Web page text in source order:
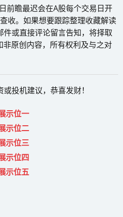
前瞻最迟会在A股每个交易日开
收。如果想要跟踪整理收藏解读
或直接评论留言告知，将择取
原创内容，所有权利及与之对
投机建议，恭喜发财！
示位一
示位二
示位三
示位四
示位五